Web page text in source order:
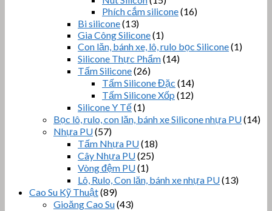
Phích cắm silicone(16)
Bi silicone(13)
Gia Công Silicone(1)
Con lăn, bánh xe, lô, rulo bọc Silicone(1)
Silicone Thực Phẩm(14)
Tấm Silicone(26)
Tấm Silicone Đặc (14)
Tấm Silicone Xốp (12)
Silicone Y Tế(1)
Bọc lô, rulo, con lăn, bánh xe Silicone nhựa PU(14)
Nhựa PU(57)
Tấm Nhựa PU(18)
Cây Nhựa PU(25)
Vòng đệm PU(1)
Lô, Rulo, Con lăn, bánh xe nhựa PU(13)
Cao Su Kỹ Thuật(89)
Gioăng Cao Su(43)